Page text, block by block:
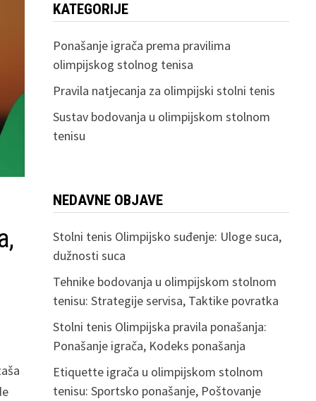
KATEGORIJE
Ponašanje igrača prema pravilima
olimpijskog stolnog tenisa
Pravila natjecanja za olimpijski stolni tenis
Sustav bodovanja u olimpijskom stolnom
tenisu
NEDAVNE OBJAVE
Stolni tenis Olimpijsko suđenje: Uloge suca,
dužnosti suca
Tehnike bodovanja u olimpijskom stolnom
tenisu: Strategije servisa, Taktike povratka
Stolni tenis Olimpijska pravila ponašanja:
Ponašanje igrača, Kodeks ponašanja
Etiquette igrača u olimpijskom stolnom
tenisu: Sportsko ponašanje, Poštovanje